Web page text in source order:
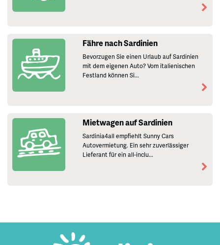
Fähre nach Sardinien
Bevorzugen Sie einen Urlaub auf Sardinien
mit dem eigenen Auto? Vom italienischen
Festland können Si...
Mietwagen auf Sardinien
Sardinia4all empfiehlt Sunny Cars
Autovermietung. Ein sehr zuverlässiger
Lieferant für ein all-inclu...